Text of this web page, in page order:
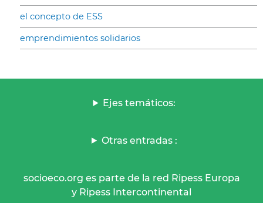
el concepto de ESS
emprendimientos solidarios
Ejes temáticos:
Otras entradas :
socioeco.org es parte de la red Ripess Europa
y Ripess Intercontinental